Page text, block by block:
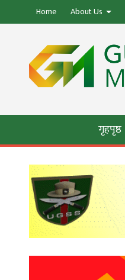
Home About Us
गृहपृष्ठ